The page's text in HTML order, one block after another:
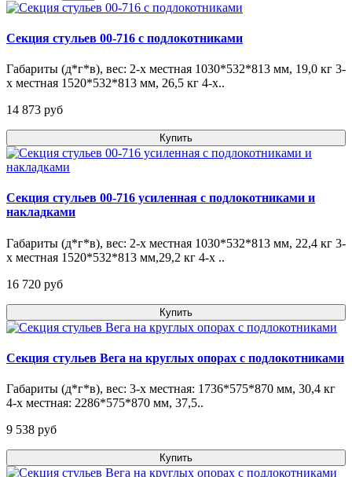
Секция стульев 00-716 с подлокотниками
Габариты (д*г*в), вес: 2-х местная 1030*532*813 мм, 19,0 кг 3-
х местная 1520*532*813 мм, 26,5 кг 4-х..
14 873 pуб
Купить
Секция стульев 00-716 усиленная с подлокотниками и
накладками
Габариты (д*г*в), вес: 2-х местная 1030*532*813 мм, 22,4 кг 3-
х местная 1520*532*813 мм,29,2 кг 4-х ..
16 720 pуб
Купить
Секция стульев Вега на круглых опорах с подлокотниками
Габариты (д*г*в), вес: 3-х местная: 1736*575*870 мм, 30,4 кг
4-х местная: 2286*575*870 мм, 37,5..
9 538 pуб
Купить